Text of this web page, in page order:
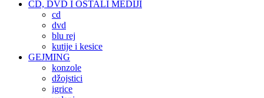
CD, DVD I OSTALI MEDIJI
cd
dvd
blu rej
kutije i kesice
GEJMING
konzole
džojstici
igrice